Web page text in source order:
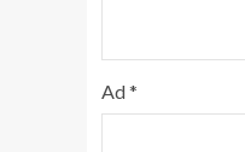
Ad*